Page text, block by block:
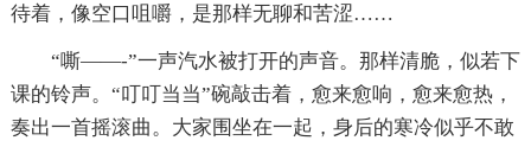
待着，像空口咀嚼，是那样无聊和苦涩……
“嘶——-”一声汽水被打开的声音。那样清脆，似若下
课的铃声。“叮叮当当”碗敲击着，愈来愈响，愈来愈热，
奏出一首摇滚曲。大家围坐在一起，身后的寒冷似乎不敢